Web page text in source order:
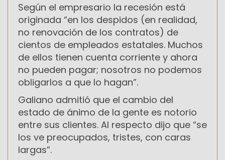
Según el empresario la recesión está
originada “en los despidos (en realidad,
no renovación de los contratos) de
cientos de empleados estatales. Muchos
de ellos tienen cuenta corriente y ahora
no pueden pagar; nosotros no podemos
obligarlos a que lo hagan”.
Galiano admitió que el cambio del
estado de ánimo de la gente es notorio
entre sus clientes. Al respecto dijo que “se
los ve preocupados, tristes, con caras
largas”.